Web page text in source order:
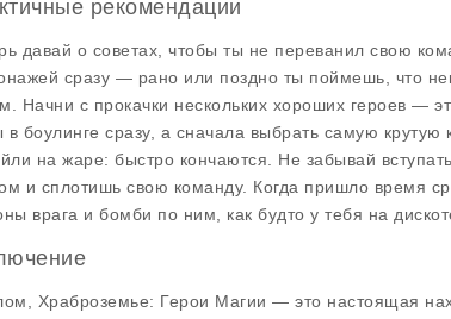
рекомендации
давай о советах, чтобы ты не переванил свою
сразу — рано или поздно ты поймешь, что
Начни с прокачки нескольких хороших героев —
боулинге сразу, а сначала выбрать самую
на жаре: быстро кончаются. Не забывай
и сплотишь свою команду. Когда пришло время
врага и бомби по ним, как будто у тебя на
Храброземье: Герои Магии — это настоящая